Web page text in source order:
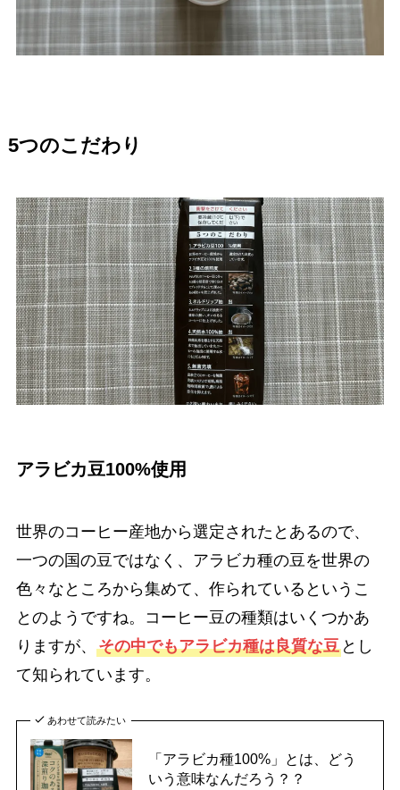
5つのこだわり
アラビカ豆100%使用
世界のコーヒー産地から選定されたとあるので、
一つの国の豆ではなく、アラビカ種の豆を世界の
色々なところから集めて、作られているというこ
とのようですね。コーヒー豆の種類はいくつかあ
りますが、 その中でもアラビカ種は良質な豆とし
て知られています。
あわせて読みたい
「アラビカ種100%」とは、どう
いう意味なんだろう？？